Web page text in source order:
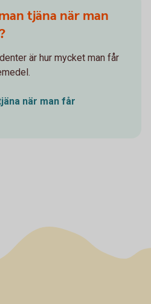
tjäna när man
är hur mycket man får
när man får